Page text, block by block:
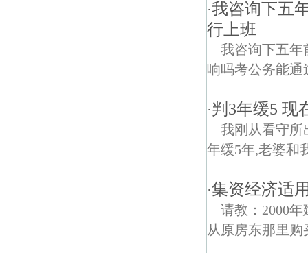
·我咨询下五
行上班
我咨询下五年
响吗考公务能通
·判3年缓5 现
我刚从看守所
年缓5年,老婆和
·集资经济适
请教：2000
从原房东那里